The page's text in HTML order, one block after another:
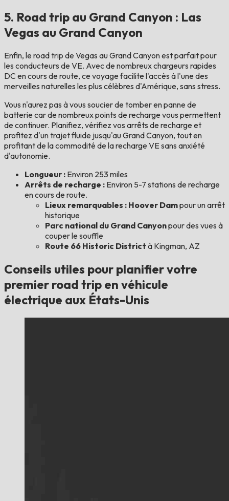
5. Road trip au Grand Canyon : Las
Vegas au Grand Canyon
Enfin, le road trip de Vegas au Grand Canyon est parfait pour
les conducteurs de VE. Avec de nombreux chargeurs rapides
DC en cours de route, ce voyage facilite l'accès à l'une des
merveilles naturelles les plus célèbres d'Amérique, sans stress.
Vous n'aurez pas à vous soucier de tomber en panne de
batterie car de nombreux points de recharge vous permettent
de continuer. Planifiez, vérifiez vos arrêts de recharge et
profitez d'un trajet fluide jusqu'au Grand Canyon, tout en
profitant de la commodité de la recharge VE sans anxiété
d'autonomie.
Longueur : Environ 253 miles
Arrêts de recharge : Environ 5-7 stations de recharge
en cours de route.
Lieux remarquables : Hoover Dampour un arrêt
historique
Parc national du Grand Canyonpour des vues à
couper le souffle
Route 66 Historic District à Kingman, AZ
Conseils utiles pour planifier votre
premier road trip en véhicule
électrique aux États-Unis